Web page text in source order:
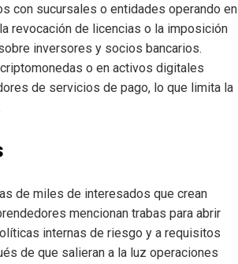
con sucursales o entidades operando en
revocación de licencias o la imposición
inversores y socios bancarios.
o en activos digitales
de servicios de pago, lo que limita la
de miles de interesados que crean
mencionan trabas para abrir
internas de riesgo y a requisitos
de que salieran a la luz operaciones